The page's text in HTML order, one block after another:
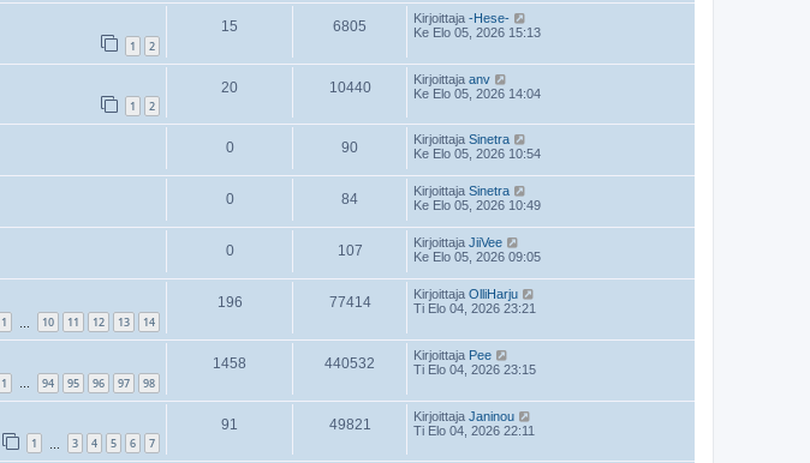
1 2
15 6805 Kirjoittaja -Hese-
Ke Elo 05, 2026 15:13
1 2
20 10440 Kirjoittaja anv
Ke Elo 05, 2026 14:04
0 90 Kirjoittaja Sinetra
Ke Elo 05, 2026 10:54
0 84 Kirjoittaja Sinetra
Ke Elo 05, 2026 10:49
0 107 Kirjoittaja JiiVee
Ke Elo 05, 2026 09:05
1 10 11 12 13 14
196 77414 Kirjoittaja OlliHarju
Ti Elo 04, 2026 23:21
1 … 94 95 96 97 98
1458 440532 Kirjoittaja Pee
Ti Elo 04, 2026 23:15
1 3 4 5 6 7
91 49821 Kirjoittaja Janinou
Ti Elo 04, 2026 22:11